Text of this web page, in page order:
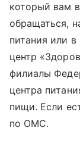
который вам
обращаться,
питания или в
центр
филиалы
центра
пищи. Если
по ОМС.